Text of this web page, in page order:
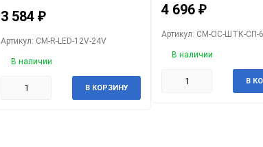
3 584 ₽
Артикул: CM-R-LED-12V-24V
В наличии
В КОРЗИНУ
4 696 ₽
Артикул: CM-ОС-ШТК-СП-
В наличии
В